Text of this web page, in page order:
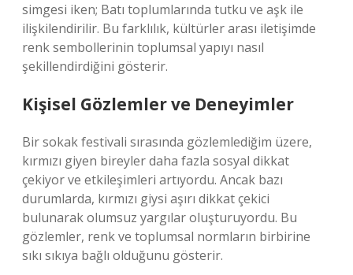
simgesi iken; Batı toplumlarında tutku ve aşk ile
ilişkilendirilir. Bu farklılık, kültürler arası iletişimde
renk sembollerinin toplumsal yapıyı nasıl
şekillendirdiğini gösterir.
Kişisel Gözlemler ve Deneyimler
Bir sokak festivali sırasında gözlemlediğim üzere,
kırmızı giyen bireyler daha fazla sosyal dikkat
çekiyor ve etkileşimleri artıyordu. Ancak bazı
durumlarda, kırmızı giysi aşırı dikkat çekici
bulunarak olumsuz yargılar oluşturuyordu. Bu
gözlemler, renk ve toplumsal normların birbirine
sıkı sıkıya bağlı olduğunu gösterir.